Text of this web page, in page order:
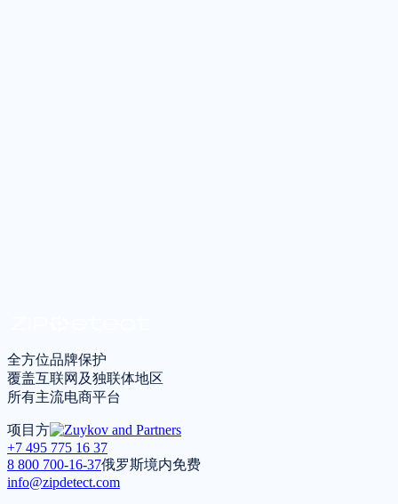
全方位品牌保护
覆盖互联网及独联体地区
所有主流电商平台
项目方
+7 495 775 16 37
8 800 700-16-37俄罗斯境内免费
info@zipdetect.com